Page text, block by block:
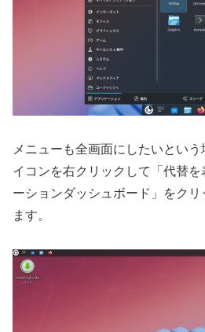
メニューも全画面にしたいとい
イコンを右クリックして「代替
ーションダッシュボード」をク
ます。